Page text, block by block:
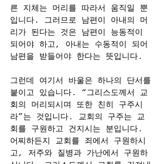
른 지체는 머리를 따라서 움직일 뿐
입니다. 그러므로 남편이 아내의 머
리가 된다는 것은 남편이 능동적이
되어야 하고, 아내는 수동적이 되어
남편을 받들어야 한다는 뜻입니다.
그런데 여기서 바울은 하나의 단서를
붙이고 있습니다. “그리스도께서 교
회의 머리되시며 또한 친히 구주시
라”는 것입니다. 교회의 구주는 교
회를 구원하고 건지시는 분입니다.
어찌하든지 교회를 죄에서 구원하시
고, 저주와 질병과 가난에서 구원하